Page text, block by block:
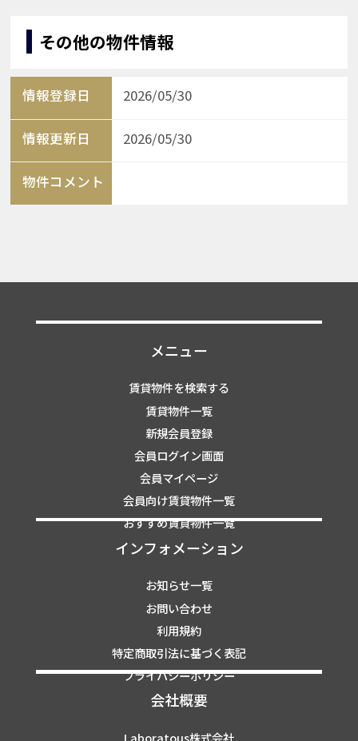
その他の物件情報
情報登録日 2026/05/30
情報更新日 2026/05/30
物件コメント
メニュー
賃貸物件を検索する
賃貸物件一覧
新規会員登録
会員ログイン画面
会員マイページ
会員向け賃貸物件一覧
おすすめ賃貸物件一覧
インフォメーション
お知らせ一覧
お問い合わせ
利用規約
特定商取引法に基づく表記
プライバシーポリシー
会社概要
Laboratous株式会社